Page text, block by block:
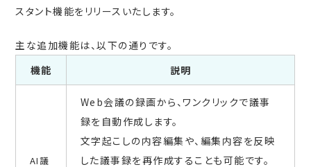
スタント機能をリリースいたします。
主な追加機能は、以下の通りです。
機能
説明
AI議
Web会議の録画から、ワンクリックで議事
録を自動作成します。
文字起こしの内容編集や、編集内容を反映
した議事録を再作成することも可能です。